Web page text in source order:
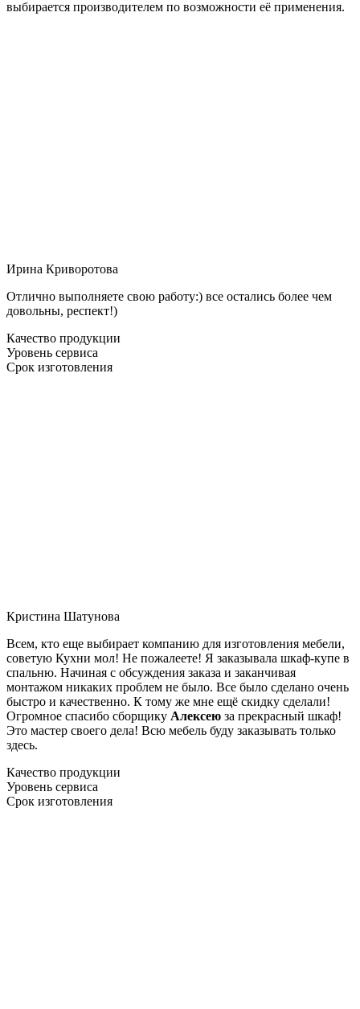
выбирается производителем по возможности её применения.
Ирина Криворотова
Отлично выполняете свою работу:) все остались более чем
довольны, респект!)
Качество продукции
Уровень сервиса
Срок изготовления
Кристина Шатунова
Всем, кто еще выбирает компанию для изготовления мебели,
советую Кухни мол! Не пожалеете! Я заказывала шкаф-купе в
спальню. Начиная с обсуждения заказа и заканчивая
монтажом никаких проблем не было. Все было сделано очень
быстро и качественно. К тому же мне ещё скидку сделали!
Огромное спасибо сборщику Алексею за прекрасный шкаф!
Это мастер своего дела! Всю мебель буду заказывать только
здесь.
Качество продукции
Уровень сервиса
Срок изготовления